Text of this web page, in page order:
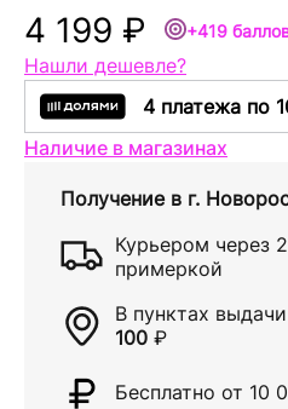
4 199 ₽ +419
Нашли дешевле?
4 платежа по
Наличие в магазинах
Получение в г.
Курьером через
примеркой
В пунктах
100 ₽
Бесплатно от 10